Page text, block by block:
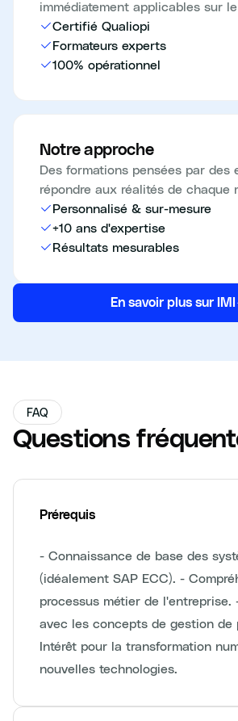
immédiatement applicables sur
Certifié Qualiopi
Formateurs experts
100% opérationnel
Notre approche
Des formations pensées par des
répondre aux réalités de chaque
Personnalisé & sur-mesure
+10 ans d'expertise
Résultats mesurables
En savoir plus sur IMI
FAQ
Questions
Prérequis
- Connaissance de base des
(idéalement SAP ECC). -
processus métier de l'entreprise.
avec les concepts de gestion de
Intérêt pour la transformation
nouvelles technologies.